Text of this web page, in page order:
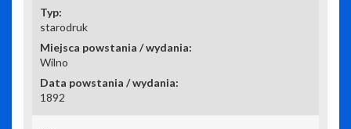
starodruk
Wilno
1892